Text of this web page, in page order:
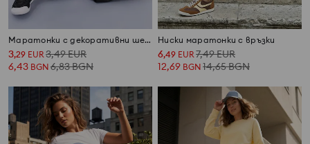
Маратонки с декоративни шевове
3,29 EUR3,49EUR
6,43 BGN 6,83BGN
Ниски маратонки с връзки
6,49 EUR7,49EUR
12,69 BGN 14,65BGN